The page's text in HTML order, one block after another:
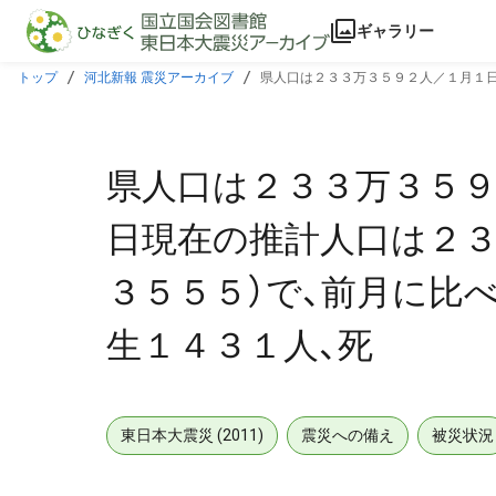
本文に飛ぶ
ギャラリー
トップ 河北新報 震災アーカイブ
県人口は２３３万３５９２人／１月１
県人口は２３３万３５
日現在の推計人口は２
３５５５）で、前月に
生１４３１人、死
東日本大震災 (2011) 震災への備え 被災状況